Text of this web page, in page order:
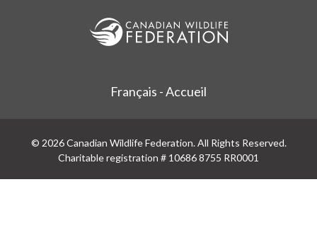
Français - Accueil
© 2026 Canadian Wildlife Federation. All Rights Reserved.
Charitable registration # 10686 8755 RR0001